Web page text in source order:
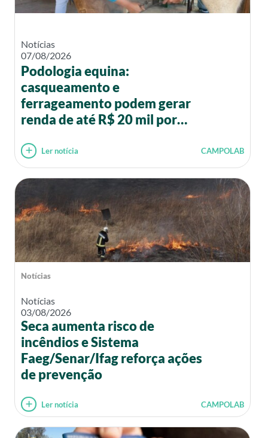
Notícias
07/08/2026
Podologia equina:
casqueamento e
ferrageamento podem gerar
renda de até R$ 20 mil por
Ler notícia CAMPOLAB
Notícias
Notícias
03/08/2026
Seca aumenta risco de
incêndios e Sistema
Faeg/Senar/Ifag reforça ações
de prevenção
Ler notícia CAMPOLAB